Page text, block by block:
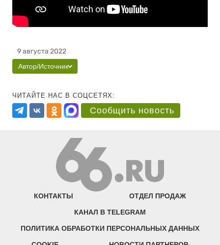
9 августа 2022
Автор/Источник
ЧИТАЙТЕ НАС В СОЦСЕТЯХ:
Сообщить новость
КОНТАКТЫ ОТДЕЛ ПРОДАЖ
КАНАЛ В TELEGRAM
ПОЛИТИКА ОБРАБОТКИ ПЕРСОНАЛЬНЫХ ДАННЫХ